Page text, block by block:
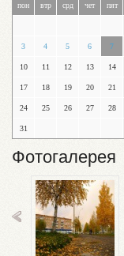
пон втр срд чет пят
3 4 5 6 7
10 11 12 13 14
17 18 19 20 21
24 25 26 27 28
31
Фотогалерея